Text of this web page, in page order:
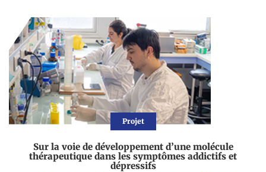
Projet
Sur la voie de développement d’une molécule
thérapeutique dans les symptômes addictifs et
dépressifs